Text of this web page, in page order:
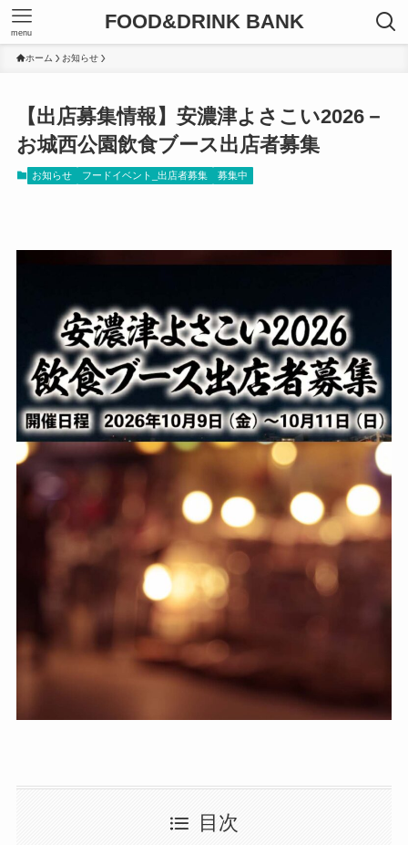
FOOD&DRINK BANK
menu
ホーム お知らせ
【出店募集情報】安濃津よさこい2026－
お城西公園飲食ブース出店者募集
お知らせ フードイベント_出店者募集 募集中
目次